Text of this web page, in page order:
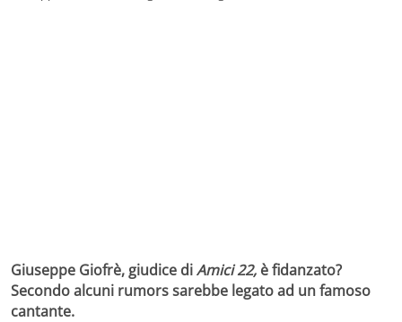
Giuseppe Giofrè, giudice diAmici 22, è fidanzato?
Secondo alcuni rumors sarebbe legato ad un famoso
cantante.